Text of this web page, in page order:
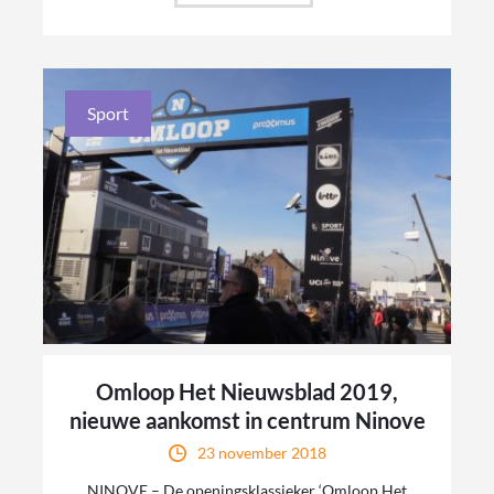
Sport
Omloop Het Nieuwsblad 2019,
nieuwe aankomst in centrum Ninove
23 november 2018
NINOVE – De openingsklassieker ‘Omloop Het